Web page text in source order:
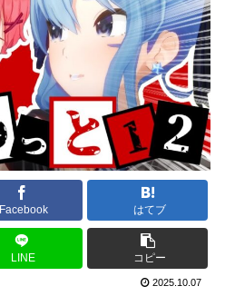
Facebook はてブ
LINE コピー
2025.10.07